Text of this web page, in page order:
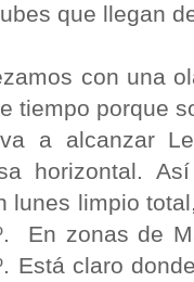
que llegan
con una
tiempo porque
a alcanzar
horizontal.
lunes limpio
En zonas de
Está claro